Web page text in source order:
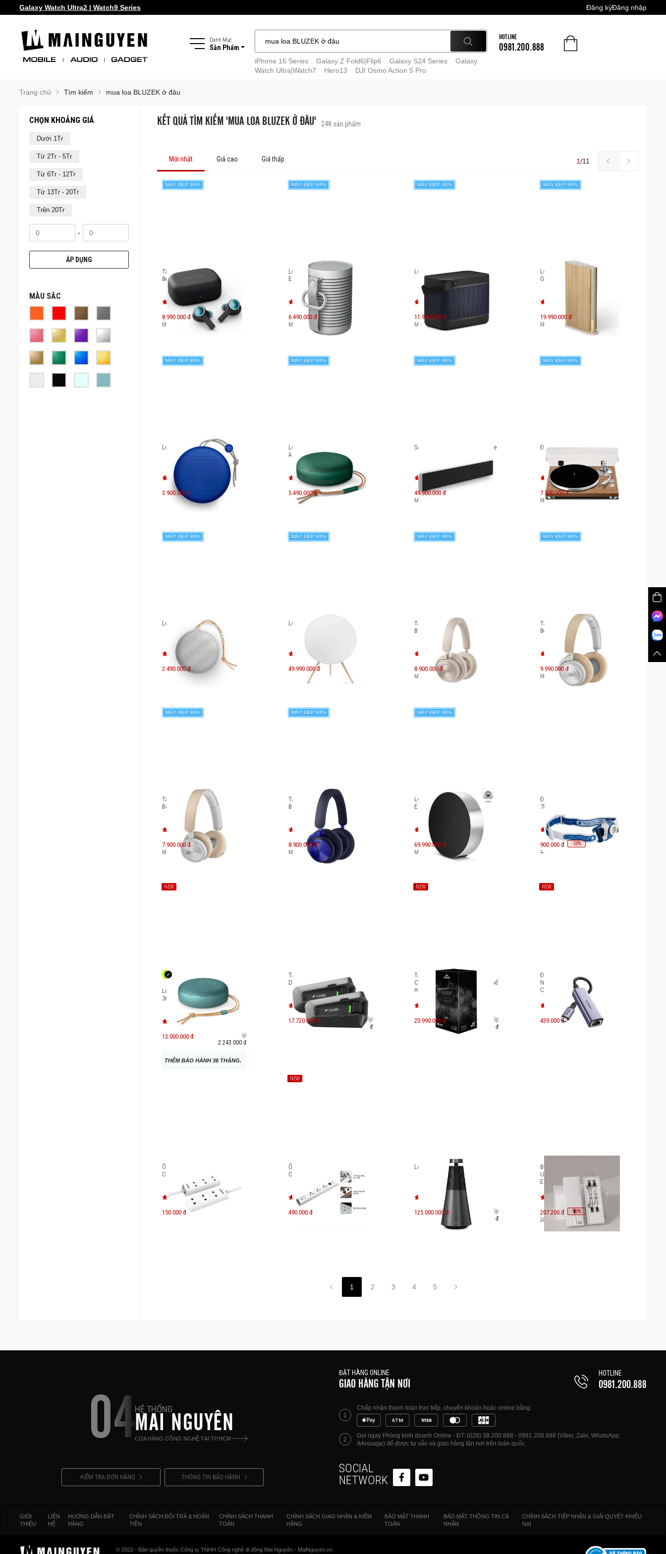
Galaxy Watch Ultra2 | Watch9 Series
Samsung Galaxy Z Fold8 | Z Flip8 Đăng kýĐăng nhập
Danh Mục
Sản Phẩm
iPhone 16 Series
Galaxy Z Fold6|Flip6 Galaxy S24 Series
Galaxy
Watch Ultra|Watch7
Hero13 DJI Osmo Action 5 Pro
HOTLINE
0981.200.888
Trang chủ Tìm kiếm mua loa BLUZEK ở đâu
CHỌN KHOẢNG GIÁ
Dưới 1Tr
Từ 2Tr - 5Tr
Từ 6Tr - 12Tr
Từ 13Tr - 20Tr
Trên 20Tr
-
ÁP DỤNG
MÀU SẮC
KẾT QUẢ TÌM KIẾM 'MUA LOA BLUZEK Ở ĐÂU' 248 sản phẩm
Mới nhất Giá cao Giá thấp 1/11
MÁY ĐẸP 99%
Tai nghe True Wireless B&O
Beoplay EX
8.990.000 đ
Máy mới: 14.630.000đ
MÁY ĐẸP 99%
Loa di động B&O Beosound
Explore
6.490.000 đ
Máy mới: 9.590.000đ
MÁY ĐẸP 99%
Loa di động B&O Beolit 20
11.990.000 đ
Máy mới: đ
MÁY ĐẸP 99%
Loa B&O Beosound Emerge
Gold Tone
19.990.000 đ
Máy mới: 36.920.000
MÁY ĐẸP 99%
Loa B&O Beoplay A1
3.900.000 đ
MÁY ĐẸP 99%
Loa Bluetooth B&O Beosound
A1 2nd Gen
5.490.000 đ
MÁY ĐẸP 99%
Soundbar B&O Beosound Stage
49.900.000 đ
Máy mới:
MÁY ĐẸP 99%
Đầu đĩa than TEAC TN-400BT
7.500.000 đ
Máy mới: 11.500.000đ
MÁY ĐẸP 99%
Loa B&O Beoplay A1
2.490.000 đ
MÁY ĐẸP 99%
Loa B&O BeoPlay A9 (2nd Gen)
49.990.000 đ
MÁY ĐẸP 99%
Tai nghe không dây chống ồn
B&O Beoplay HX
8.900.000 đ
Máy mới: 15.990.000đ
MÁY ĐẸP 99%
Tai nghe không dây B&O
Beoplay H9i
9.990.000 đ
Máy mới: 16.100.000đ
MÁY ĐẸP 99%
Tai nghe không dây chống ồn
B&O Beoplay H8i
7.900.000 đ
Máy mới: 12.800.000đ
MÁY ĐẸP 99%
Tai nghe không dây chống ồn
B&O Beoplay HX
8.900.000 đ
Máy mới: 15.900.000 đ
MÁY ĐẸP 99%
Loa không dây B&O Beosound
Edge
69.990.000 đ
Máy mới: 116.060.000đ
Đèn pin đội đầu LedLenser SEO
7R
900.000 đ -50%
1.800.000 đ
NEW
Loa di động B&O Beosound A1
3rd Gen
13.000.000 đ
Trả góp
2.243.000 đ
THÊM BẢO HÀNH 36 THÁNG.
Tai nghe Cardo Packtalk EDGE
Duo (Có thể mua rời từng cái)
17.720.000 đ
Trả góp
3.057.000 đ
NEW
Tai nghe gắn nón bảo hiểm
Cardo Packtalk Pro Duo (Có thể
mua rời từng cái)
20.990.000 đ
Trả góp
3.621.000 đ
NEW
Đầu chuyển OTG Innostyle
NexaLink USB-C to LAN RJ45
CR451K
439.000 đ
Ổ cắm điện 3 lỗ Philips
CHP1130WA/74 2m
150.000 đ
NEW
Ổ cắm điện 3 lỗ Philips
CHP4335WA/74 2m
490.000 đ
Loa B&O Beosound 2 Gen3
125.000.000 đ
Trả góp
21.563.000 đ
Bộ đầu bàn chải Mipow I3-Plus
Ultrasonic Toothbrush Travel
Edition [CI-900-YST]
207.200 đ -20%
259.000 đ
1 2 3 4 5
04HỆ THỐNG
MAI NGUYÊN
CỬA HÀNG CÔNG NGHỆ TẠI TP.HCM
KIỂM TRA ĐƠN HÀNG THÔNG TIN BẢO HÀNH
ĐẶT HÀNG ONLINE
GIAO HÀNG TẬN NƠI
HOTLINE
0981.200.888
1
Chấp nhận thanh toán trực tiếp, chuyển khoản hoặc online bằng
2
Gọi ngay Phòng kinh doanh Online - ĐT: (028) 38.200.888 - 0981.200.888 (Viber, Zalo, WhatsApp,
iMessage) để được tư vấn và giao hàng tận nơi trên toàn quốc.
SOCIAL
NETWORK
GIỚI
THIỆU
LIÊN
HỆ
HƯỚNG DẪN ĐẶT
HÀNG
CHÍNH SÁCH ĐỔI TRẢ & HOÀN
TIỀN
CHÍNH SÁCH THANH
TOÁN
CHÍNH SÁCH GIAO NHẬN & KIỂM
HÀNG
BẢO MẬT THANH
TOÁN
BẢO MẬT THÔNG TIN CÁ
NHÂN
CHÍNH SÁCH TIẾP NHẬN & GIẢI QUYẾT KHIẾU
NẠI
© 2022 - Bản quyền thuộc Công ty TNHH Công nghệ di động Mai Nguyên - MaiNguyen.vn